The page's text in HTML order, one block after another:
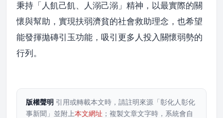
秉持「人飢己飢、人溺己溺」精神，以最實際的關
懷與幫助，實現扶弱濟貧的社會救助理念，也希望
能發揮拋磚引玉功能，吸引更多人投入關懷弱勢的
行列。
版權聲明 引用或轉載本文時，請註明來源「彰化人彰化
事新聞」並附上本文網址 ；複製文章文字時，系統會自